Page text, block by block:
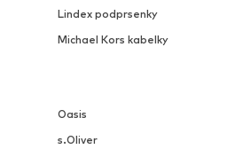
Lindex podprsenky
Michael Kors kabelky
Oasis
s.Oliver